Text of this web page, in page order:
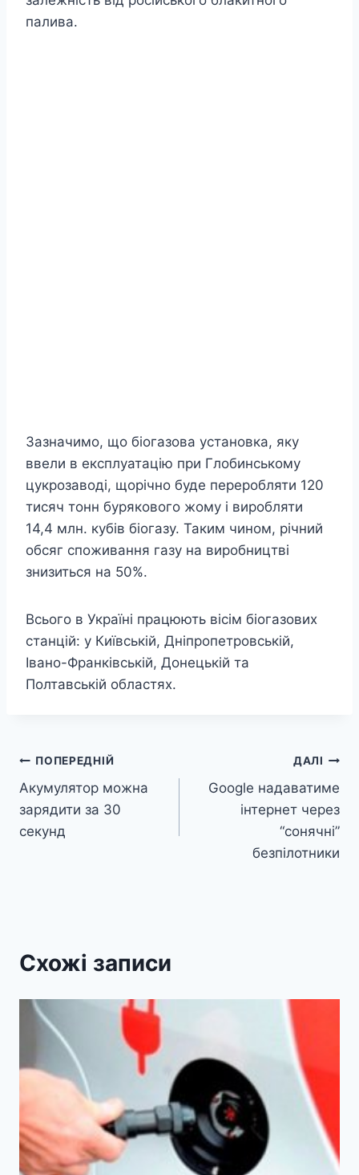
палива.
Зазначимо, що біогазова установка, яку
ввели в експлуатацію при Глобинському
цукрозаводі, щорічно буде переробляти 120
тисяч тонн бурякового жому і виробляти
14,4 млн. кубів біогазу. Таким чином, річний
обсяг споживання газу на виробництві
знизиться на 50%.
Всього в Україні працюють вісім біогазових
станцій: у Київській, Дніпропетровській,
Івано-Франківській, Донецькій та
Полтавській областях.
Навігація
записів
ПОПЕРЕДНІЙ
Акумулятор можна
зарядити за 30
секунд
ДАЛІ
Google надаватиме
інтернет через
“сонячні”
безпілотники
Схожі записи